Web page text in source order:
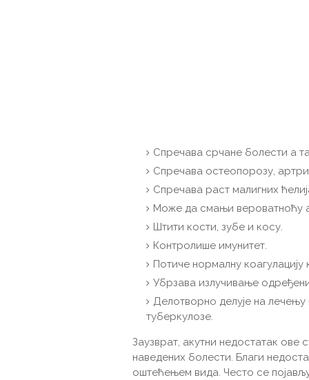
Спречава срчане болести а
Спречава остеопорозу,
Спречава раст малигних
Може да смањи вероватноћу
Штити кости, зубе и косу.
Контролише имунитет.
Потиче нормалну коагулацију
Убрзава излучивање
Делотворно делује на
туберкулозе.
Заузврат, акутни недостатак ове
наведених болести. Благи
оштећењем вида. Често се